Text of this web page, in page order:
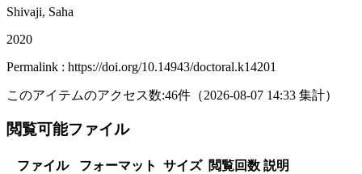
Shivaji, Saha
2020
Permalink : https://doi.org/10.14943/doctoral.k14201
このアイテムのアクセス数:46件 （2026-08-07 14:33 集計）
閲覧可能ファイル
ファイル フォーマット サイズ 閲覧回数 説明